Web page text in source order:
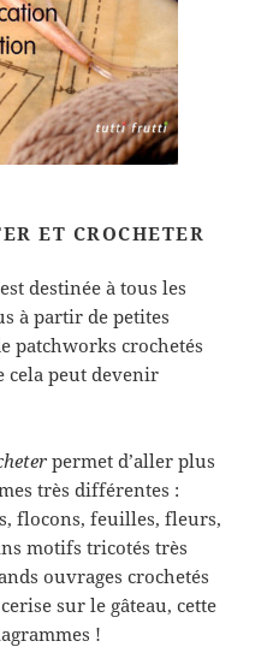
ET CROCHETER
destinée à tous les
à partir de petites
patchworks crochetés
cela peut devenir
permet d’aller plus
très différentes :
flocons, feuilles, fleurs,
motifs tricotés très
ouvrages crochetés
sur le gâteau, cette
!